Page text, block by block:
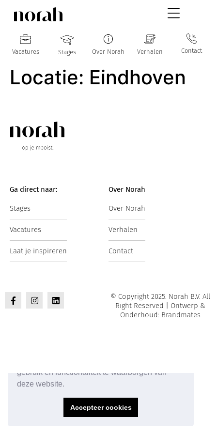
gebruik en functionaliteit te waarborgen van
deze website.
Accepteer cookies
Vacatures Stages Over Norah Verhalen Contact
Locatie: Eindhoven
Ga direct naar:
Stages
Vacatures
Laat je inspireren
Over Norah
Over Norah
Verhalen
Contact
© Copyright 2025. Norah B.V. All
Right Reserved | Ontwerp &
Onderhoud: Brandmates